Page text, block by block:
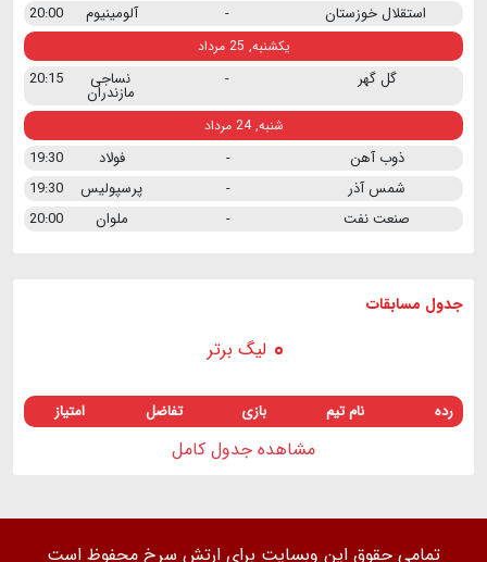
استقلال خوزستان
- آلومینیوم 20:00
یکشنبه, 25 مرداد
گل گهر - نساجی
مازندران
20:15
شنبه, 24 مرداد
ذوب آهن - فولاد
19:30
شمس آذر
- پرسپولیس
19:30
صنعت نفت
- ملوان 20:00
جدول مسابقات
لیگ برتر
رده نام تیم بازی تفاضل امتیاز
مشاهده جدول کامل
تمامی حقوق این وبسایت برای ارتش سرخ محفوظ است